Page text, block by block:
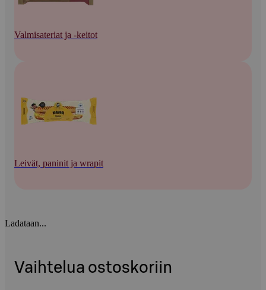
Valmisateriat ja -keitot
Leivät, paninit ja wrapit
Ladataan...
Vaihtelua ostoskoriin